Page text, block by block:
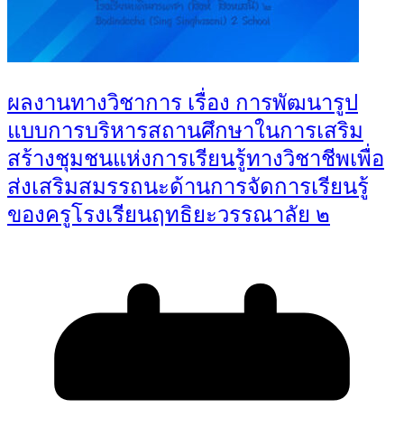
ผลงานทางวิชาการ เรื่อง การพัฒนารูป
แบบการบริหารสถานศึกษาในการเสริม
สร้างชุมชนแห่งการเรียนรู้ทางวิชาชีพเพื่อ
ส่งเสริมสมรรถนะด้านการจัดการเรียนรู้
ของครูโรงเรียนฤทธิยะวรรณาลัย ๒